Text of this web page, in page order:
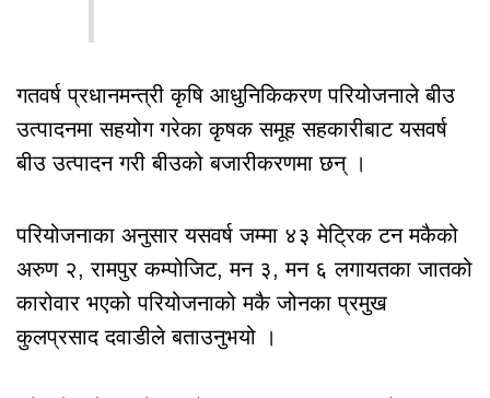
गतवर्ष प्रधानमन्त्री कृषि आधुनिकिकरण परियोजनाले बीउ
उत्पादनमा सहयोग गरेका कृषक समूह सहकारीबाट यसवर्ष
बीउ उत्पादन गरी बीउको बजारीकरणमा छन् ।
परियोजनाका अनुसार यसवर्ष जम्मा ४३ मेट्रिक टन मकैको
अरुण २, रामपुर कम्पोजिट, मन ३, मन ६ लगायतका जातको
कारोवार भएको परियोजनाको मकै जोनका प्रमुख
कुलप्रसाद दवाडीले बताउनुभयो ।